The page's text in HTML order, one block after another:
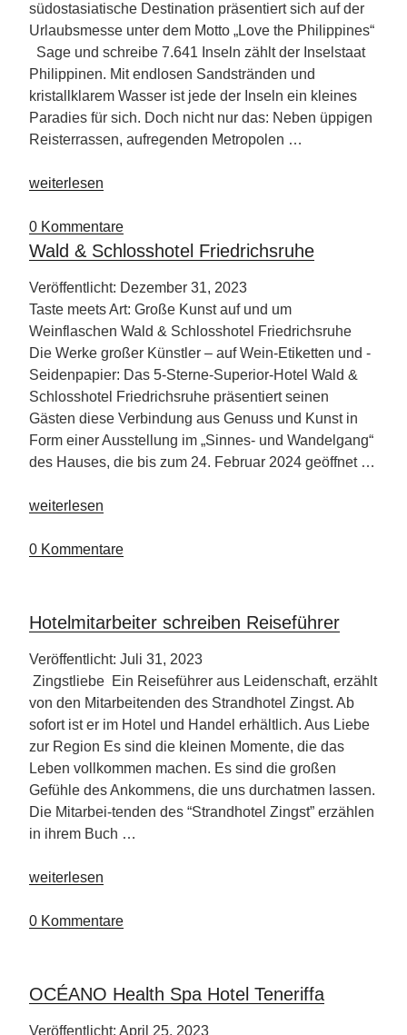
südostasiatische Destination präsentiert sich auf der
Urlaubsmesse unter dem Motto „Love the Philippines“
Sage und schreibe 7.641 Inseln zählt der Inselstaat
Philippinen. Mit endlosen Sandstränden und
kristallklarem Wasser ist jede der Inseln ein kleines
Paradies für sich. Doch nicht nur das: Neben üppigen
Reisterrassen, aufregenden Metropolen …
„CMT
–
Partnerland
weiterlesen
0 Kommentare
Wald & Schlosshotel Friedrichsruhe
Veröffentlicht: Dezember 31, 2023
Taste meets Art: Große Kunst auf und um
Weinflaschen Wald & Schlosshotel Friedrichsruhe
Die Werke großer Künstler – auf Wein-Etiketten und -
Seidenpapier: Das 5-Sterne-Superior-Hotel Wald &
Schlosshotel Friedrichsruhe präsentiert seinen
Gästen diese Verbindung aus Genuss und Kunst in
Form einer Ausstellung im „Sinnes- und Wandelgang“
des Hauses, die bis zum 24. Februar 2024 geöffnet …
„Wald
Schlosshotel
weiterlesen
0 Kommentare
Hotelmitarbeiter schreiben Reiseführer
Veröffentlicht: Juli 31, 2023
Zingstliebe Ein Reiseführer aus Leidenschaft, erzählt
von den Mitarbeitenden des Strandhotel Zingst. Ab
sofort ist er im Hotel und Handel erhältlich. Aus Liebe
zur Region Es sind die kleinen Momente, die das
Leben vollkommen machen. Es sind die großen
Gefühle des Ankommens, die uns durchatmen lassen.
Die Mitarbei-tenden des “Strandhotel Zingst” erzählen
in ihrem Buch …
„Hotelmitarbeiter
Reiseführer“
weiterlesen
0 Kommentare
OCÉANO Health Spa Hotel Teneriffa
Veröffentlicht: April 25, 2023